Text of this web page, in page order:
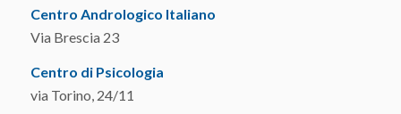
Centro Andrologico Italiano
Via Brescia 23
Centro di Psicologia
via Torino, 24/11